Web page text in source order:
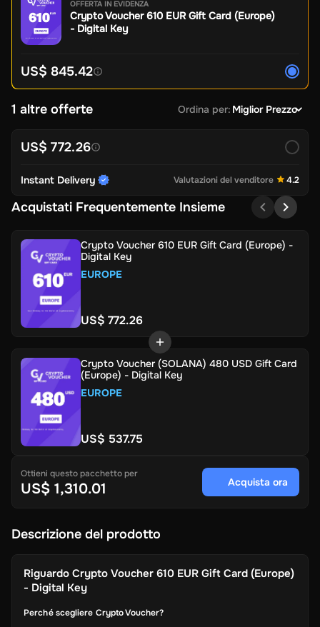
OFFERTA IN EVIDENZA
Crypto Voucher 610 EUR Gift Card (Europe)
- Digital Key
US$ 845.42
1 altre offerte Ordina per: Miglior Prezzo
US$ 772.26
Instant Delivery Valutazioni del venditore 4.2
Acquistati Frequentemente Insieme
Crypto Voucher 610 EUR Gift Card (Europe) -
Digital Key
EUROPE
US$ 772.26
Crypto Voucher (SOLANA) 480 USD Gift Card
(Europe) - Digital Key
EUROPE
US$ 537.75
Ottieni questo pacchetto per
US$ 1,310.01 Acquista ora
Descrizione del prodotto
Riguardo Crypto Voucher 610 EUR Gift Card (Europe)
- Digital Key
Perché scegliere Crypto Voucher?